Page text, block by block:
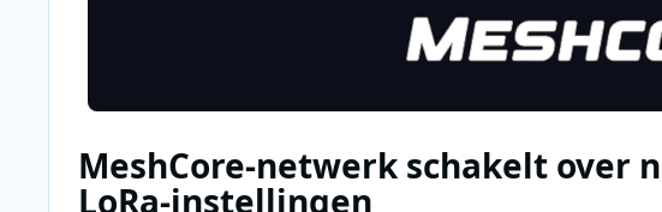
MeshCore-netwerk schakelt over
LoRa-instellingen